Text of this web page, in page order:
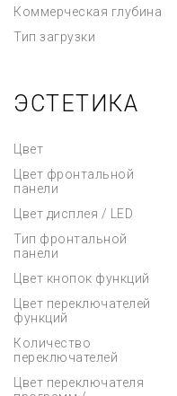
Коммерческая глубина
Тип загрузки
ЭСТЕТИКА
Цвет
Цвет фронтальной
панели
Цвет дисплея / LED
Тип фронтальной
панели
Цвет кнопок функций
Цвет переключателей
функций
Количество
переключателей
Цвет переключателя